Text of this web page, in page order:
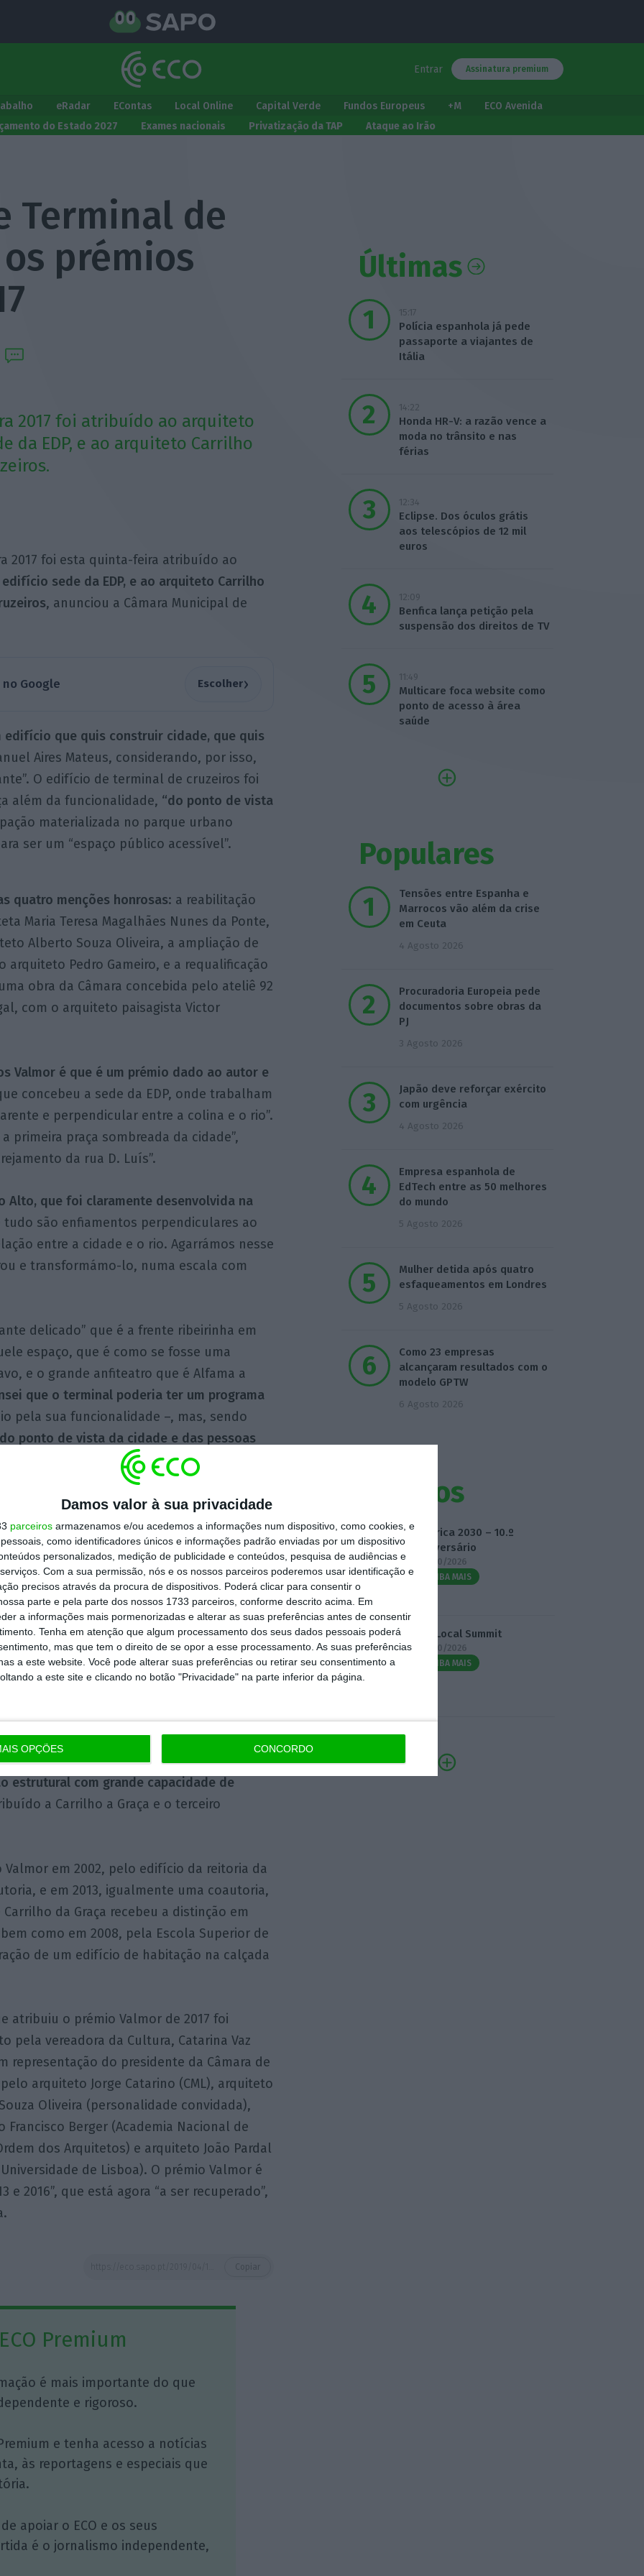
Damos valor à sua privacidade
parceiros armazenamos e/ou acedemos a informações num dispositivo, como cookies, e
como identificadores únicos e informações padrão enviadas por um dispositivo
personalizados, medição de publicidade e conteúdos, pesquisa de audiências e
Com a sua permissão, nós e os nossos parceiros poderemos usar identificação e
precisos através da procura de dispositivos. Poderá clicar para consentir o
parte e pela parte dos nossos 1733 parceiros, conforme descrito acima. Em
a informações mais pormenorizadas e alterar as suas preferências antes de consentir
Tenha em atenção que algum processamento dos seus dados pessoais poderá
mas que tem o direito de se opor a esse processamento. As suas preferências
a este website. Você pode alterar suas preferências ou retirar seu consentimento a
a este site e clicando no botão "Privacidade" na parte inferior da página.
OPÇÕES CONCORDO
Entrar Assinatura premium
eRadar EContas Local Online Capital Verde Fundos Europeus +M
ECO Avenida
do Estado 2027 Exames nacionais Privatização da TAP Ataque ao Irão
Terminal de
prémios
2017 foi atribuído ao arquiteto
da EDP, e ao arquiteto Carrilho
2017 foi esta quinta-feira atribuído ao
sede da EDP, e ao arquiteto Carrilho
, anunciou a Câmara Municipal de
Google Escolher›
edifício que quis construir cidade, que quis
Aires Mateus, considerando, por isso,
O edifício de terminal de cruzeiros foi
além da funcionalidade, “do ponto de vista
materializada no parque urbano
ser um “espaço público acessível”.
quatro menções honrosas: a reabilitação
Maria Teresa Magalhães Nunes da Ponte,
Alberto Souza Oliveira, a ampliação de
Pedro Gameiro, e a requalificação
obra da Câmara concebida pelo ateliê 92
com o arquiteto paisagista Victor
Valmor é que é um prémio dado ao autor e
concebeu a sede da EDP, onde trabalham
e perpendicular entre a colina e o rio”.
primeira praça sombreada da cidade”,
da rua D. Luís”.
Alto, que foi claramente desenvolvida na
tudo são enfiamentos perpendiculares ao
entre a cidade e o rio. Agarrámos nesse
e transformámo-lo, numa escala com
delicado” que é a frente ribeirinha em
espaço, que é como se fosse uma
e o grande anfiteatro que é Alfama a
que o terminal poderia ter um programa
pela sua funcionalidade –, mas, sendo
ponto de vista da cidade e das pessoas
concretizou-se através do parque
ao longo do rio, que foi projetado
paisagista João Gomes da Silva, e
pela visita à cobertura do terminal, de onde
e o mar da Palha. A inovação nos
foi um produto das circunstâncias.Carrilho
certa densidade, como se fosse, além
pensou que as fachadas seriam em
lhe que o sistema de fundações, pré-
capacidade de suporte.
cortiça, desenvolvido com o apoio da
de Coimbra ITECons, que tem
estrutural com grande capacidade de
a Carrilho a Graça e o terceiro
em 2002, pelo edifício da reitoria da
e em 2013, igualmente uma coautoria,
da Graça recebeu a distinção em
como em 2008, pela Escola Superior de
de um edifício de habitação na calçada
atribuiu o prémio Valmor de 2017 foi
pela vereadora da Cultura, Catarina Vaz
representação do presidente da Câmara de
arquiteto Jorge Catarino (CML), arquiteto
Oliveira (personalidade convidada),
Francisco Berger (Academia Nacional de
dos Arquitetos) e arquiteto João Pardal
de Lisboa). O prémio Valmor é
2016”, que está agora “a ser recuperado”,
Premium
é mais importante do que
e rigoroso.
e tenha acesso a notícias
às reportagens e especiais que
apoiar o ECO e os seus
é o jornalismo independente,
Últimas
15:17
Polícia espanhola já pede
passaporte a viajantes de
Itália
14:22
Honda HR-V: a razão vence a
moda no trânsito e nas
férias
12:34
Eclipse. Dos óculos grátis
aos telescópios de 12 mil
euros
12:09
Benfica lança petição pela
suspensão dos direitos de TV
11:49
Multicare foca website como
ponto de acesso à área
saúde
Populares
Tensões entre Espanha e
Marrocos vão além da crise
em Ceuta
4 Agosto 2026
Procuradoria Europeia pede
documentos sobre obras da
PJ
3 Agosto 2026
Japão deve reforçar exército
com urgência
4 Agosto 2026
Empresa espanhola de
EdTech entre as 50 melhores
do mundo
5 Agosto 2026
Mulher detida após quatro
esfaqueamentos em Londres
5 Agosto 2026
Como 23 empresas
alcançaram resultados com o
modelo GPTW
6 Agosto 2026
Eventos
Fábrica 2030 – 10.º
Aniversário
14/10/2026
SAIBA MAIS
3.º Local Summit
07/10/2026
SAIBA MAIS